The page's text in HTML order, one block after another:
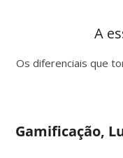
A
Os diferenciais que
Gamificação,